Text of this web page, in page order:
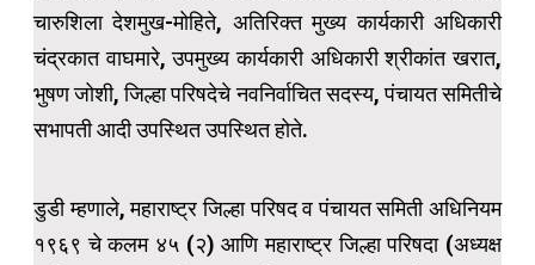
चारुशिला देशमुख-मोहिते, अतिरिक्त मुख्य कार्यकारी अधिकारी
चंद्रकात वाघमारे, उपमुख्य कार्यकारी अधिकारी श्रीकांत खरात,
भुषण जोशी, जिल्हा परिषदेचे नवनिर्वाचित सदस्य, पंचायत समितीचे
सभापती आदी उपस्थित उपस्थित होते.
डुडी म्हणाले, महाराष्ट्र जिल्हा परिषद व पंचायत समिती अधिनियम
१९६९ चे कलम ४५ (२) आणि महाराष्ट्र जिल्हा परिषदा (अध्यक्ष